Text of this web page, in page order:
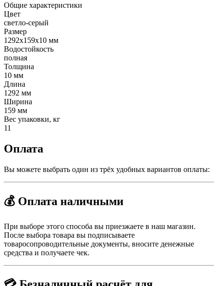
Общие характеристики
Цвет
светло-серый
Размер
1292x159x10 мм
Водостойкость
полная
Толщина
10 мм
Длина
1292 мм
Ширина
159 мм
Вес упаковки, кг
11
Оплата
Вы можете выбрать один из трёх удобных вариантов оплаты:
💰 Оплата наличными
При выборе этого способа вы приезжаете в наш магазин.
После выбора товара вы подписываете
товаросопроводительные документы, вносите денежные
средства и получаете чек.